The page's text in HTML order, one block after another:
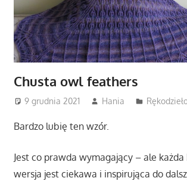
Chusta owl feathers
9 grudnia 2021 Hania
Bardzo lubię ten wzór.
Jest co prawda wymagający – ale
wersja jest ciekawa i inspirująca do